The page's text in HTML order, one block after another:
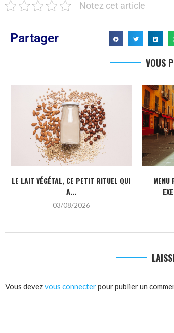
Notez cet article
Partager
VOUS
LE LAIT VÉGÉTAL, CE PETIT RITUEL QUI
A...
03/08/2026
MENU
Vous devezvous connecterpour publier un